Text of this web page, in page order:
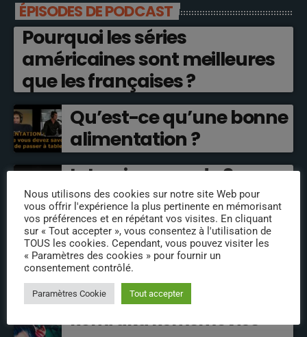
ÉPISODES DE PODCAST
Pourquoi les séries
américaines sont meilleures
que les françaises ?
Qu’est-ce qu’une bonne
alimentation ?
Interview rare de 3
comédiens de doublage
cultes !
EN BREF
Rémi aka Remsmovies
Nous utilisons des cookies sur notre site Web pour
vous offrir l'expérience la plus pertinente en mémorisant
vos préférences et en répétant vos visites. En cliquant
sur « Tout accepter », vous consentez à l'utilisation de
TOUS les cookies. Cependant, vous pouvez visiter les
« Paramètres des cookies » pour fournir un
consentement contrôlé.
Paramètres Cookie Tout accepter